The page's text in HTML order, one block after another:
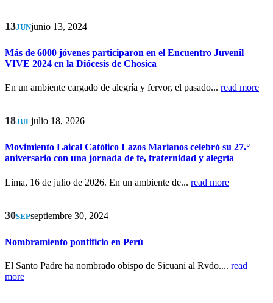
13JUNjunio 13, 2024
Más de 6000 jóvenes participaron en el Encuentro Juvenil
VIVE 2024 en la Diócesis de Chosica
En un ambiente cargado de alegría y fervor, el pasado... read more
18JULjulio 18, 2026
Movimiento Laical Católico Lazos Marianos celebró su 27.°
aniversario con una jornada de fe, fraternidad y alegría
Lima, 16 de julio de 2026. En un ambiente de... read more
30SEPseptiembre 30, 2024
Nombramiento pontificio en Perú
El Santo Padre ha nombrado obispo de Sicuani al Rvdo.... read
more